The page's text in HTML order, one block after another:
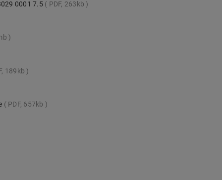
0001 7.5 PDF, 263kb
189kb
PDF, 657kb